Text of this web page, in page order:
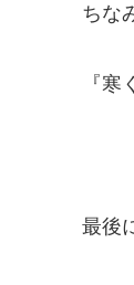
ちな
『
最後